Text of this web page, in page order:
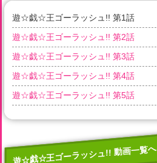
遊☆戯☆王ゴーラッシュ!! 第1話
遊☆戯☆王ゴーラッシュ!! 第2話
遊☆戯☆王ゴーラッシュ!! 第3話
遊☆戯☆王ゴーラッシュ!! 第4話
遊☆戯☆王ゴーラッシュ!! 第5話
遊☆戯☆王ゴーラッシュ!! 動画一覧へ